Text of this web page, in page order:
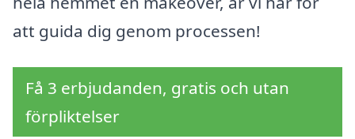
att guida dig genom processen!
Få 3 erbjudanden, gratis och utan
förpliktelser